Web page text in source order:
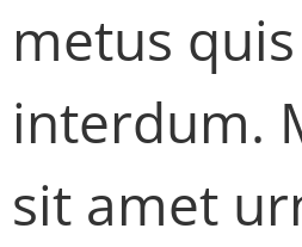
metus
interdum.
sit amet